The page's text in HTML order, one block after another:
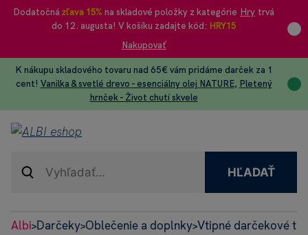
Dodatočná zľava 15% na skladové položky z kategórie Hry trvá
do 12. augusta! V košíku zadajte kód: HRY15
Nakupovať
K nákupu skladového tovaru nad 65€ vám pridáme darček za 1
cent! Vanilka & svetlé drevo - esenciálny olej NATURE, Pletený
hrnček - Život chutí skvele
HĽADAŤ
Albi>Darčeky>Oblečenie a doplnky>Vtipné darčekové